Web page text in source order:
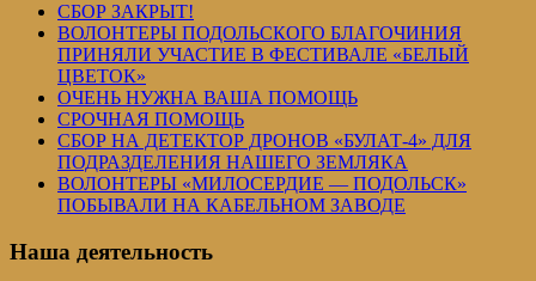
СБОР ЗАКРЫТ!
ВОЛОНТЕРЫ ПОДОЛЬСКОГО БЛАГОЧИНИЯ
ПРИНЯЛИ УЧАСТИЕ В ФЕСТИВАЛЕ «БЕЛЫЙ
ЦВЕТОК»
ОЧЕНЬ НУЖНА ВАША ПОМОЩЬ
СРОЧНАЯ ПОМОЩЬ
СБОР НА ДЕТЕКТОР ДРОНОВ «БУЛАТ-4» ДЛЯ
ПОДРАЗДЕЛЕНИЯ НАШЕГО ЗЕМЛЯКА
ВОЛОНТЕРЫ «МИЛОСЕРДИЕ — ПОДОЛЬСК»
ПОБЫВАЛИ НА КАБЕЛЬНОМ ЗАВОДЕ
Наша деятельность